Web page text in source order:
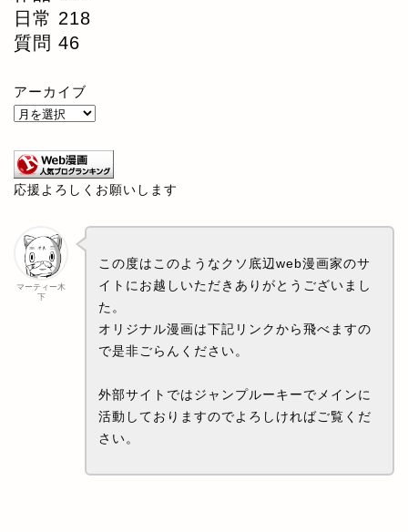
日常 218
質問 46
アーカイブ
応援よろしくお願いします
マーティー木
下
この度はこのようなクソ底辺web漫画家のサ
イトにお越しいただきありがとうございまし
た。
オリジナル漫画は下記リンクから飛べますの
で是非ごらんください。
外部サイトではジャンプルーキーでメインに
活動しておりますのでよろしければご覧くだ
さい。